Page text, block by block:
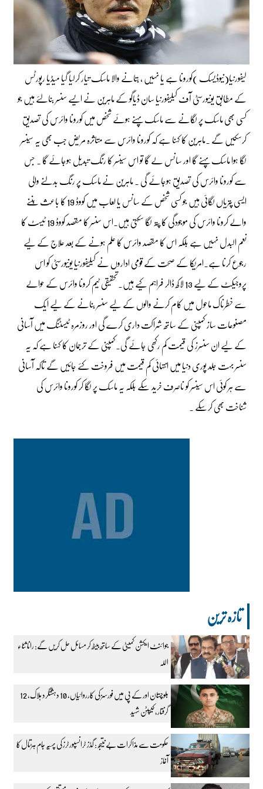
لیفورنیا(نیوڈیسک )کورونا ہے یا نہیں ، بتانے والا ماسک تیار کرلیا گیا میڈیا رپورٹس
کے مطابق یونیورسٹی آف کیلیفورنیا سان ڈیاگو کے ماہرین نے ایسے سنسر بنالئے ہیں جو
کسی بھی ماسک پر لگانے سے ماسک پہنے ہوئے شخص میں کورونا وائرس کی تصدیق
کرسکیں گے ۔ماہرین کا کہنا ہے کہ کورونا وائرس سے متاثرہ مریض جب بھی یہ سینسر
لگا ہوا ماسک پہنے گا اور سانس لے گا تو اس سینسر کا رنگ تبدیل ہوجائے گا ۔ جس
سے کورونا وائرس کی تصدیق ہوجائے گی ۔ ماہرین نے ماسک پر رنگ بدلنے والی
ایسی پتریاں لگائی ہیں جو کسی شخص کے سانس یا لعاب میں کووڈ 19 کا باعث بننے
والے کرونا وائرس کی موجودگی کا پتہ لگا سکتی ہیں۔اس سنسر کا مقصد کووڈ 19 ٹیسٹ کا
نعم البدل نہیں ہے بلکہ اس کا مقصد وائرس کا علم ہونے کے بعد علاج کے لیے
رجوع کرنا ہے۔امریکا کے صحت کے قومی اداروں نے کیلیفورنیا یونیورسٹی کو اس
پروجیکٹ کے لیے 13 لاکھ ڈالر فراہم کیے ہیں۔تحقیقی ٹیم کرونا وائرس کے حوالے
سے خطرناک ماحول میں کام کرنے والوں کے لیے سنسر بنانے کے لیے ایک
مصنوعات ساز کمپنی کے ساتھ شراکت داری کرے گی اور روزمرہ ٹیسٹنگ میں آسانی
کے لیے ان سنسرز کی قیمت کم رکھی جائے گی۔کمپنی کے ترجمان کا کہنا ہے کہ یہ
سنسر بہت جلد پوری دنیا میں انتہائی کم قیمت میں فروخت کئے جائیں گے تاکہ آسانی
سے ہر کوئی اس سینسر کو ناصرف خرید سکے بلکہ یہ ماسک پر لگا کر کورونا وائرس کی
شناخت بھی کرسکے ۔
تازہ ترین
جوائنٹ ایکشن کمیٹی کے ساتھ بیٹھ کر مسائل حل کریں گے: رانا ثناء
اللہ
بلوچستان اور کے پی میں فورسز کی کارروائیاں، 10 دہشتگرد ہلاک، 12
گرفتار، کیپٹن شہید
حکومت سے مذاکرات بے نتیجہ: گڈز ٹرانسپورٹرز کی پہیہ جام ہڑتال کا
آغاز